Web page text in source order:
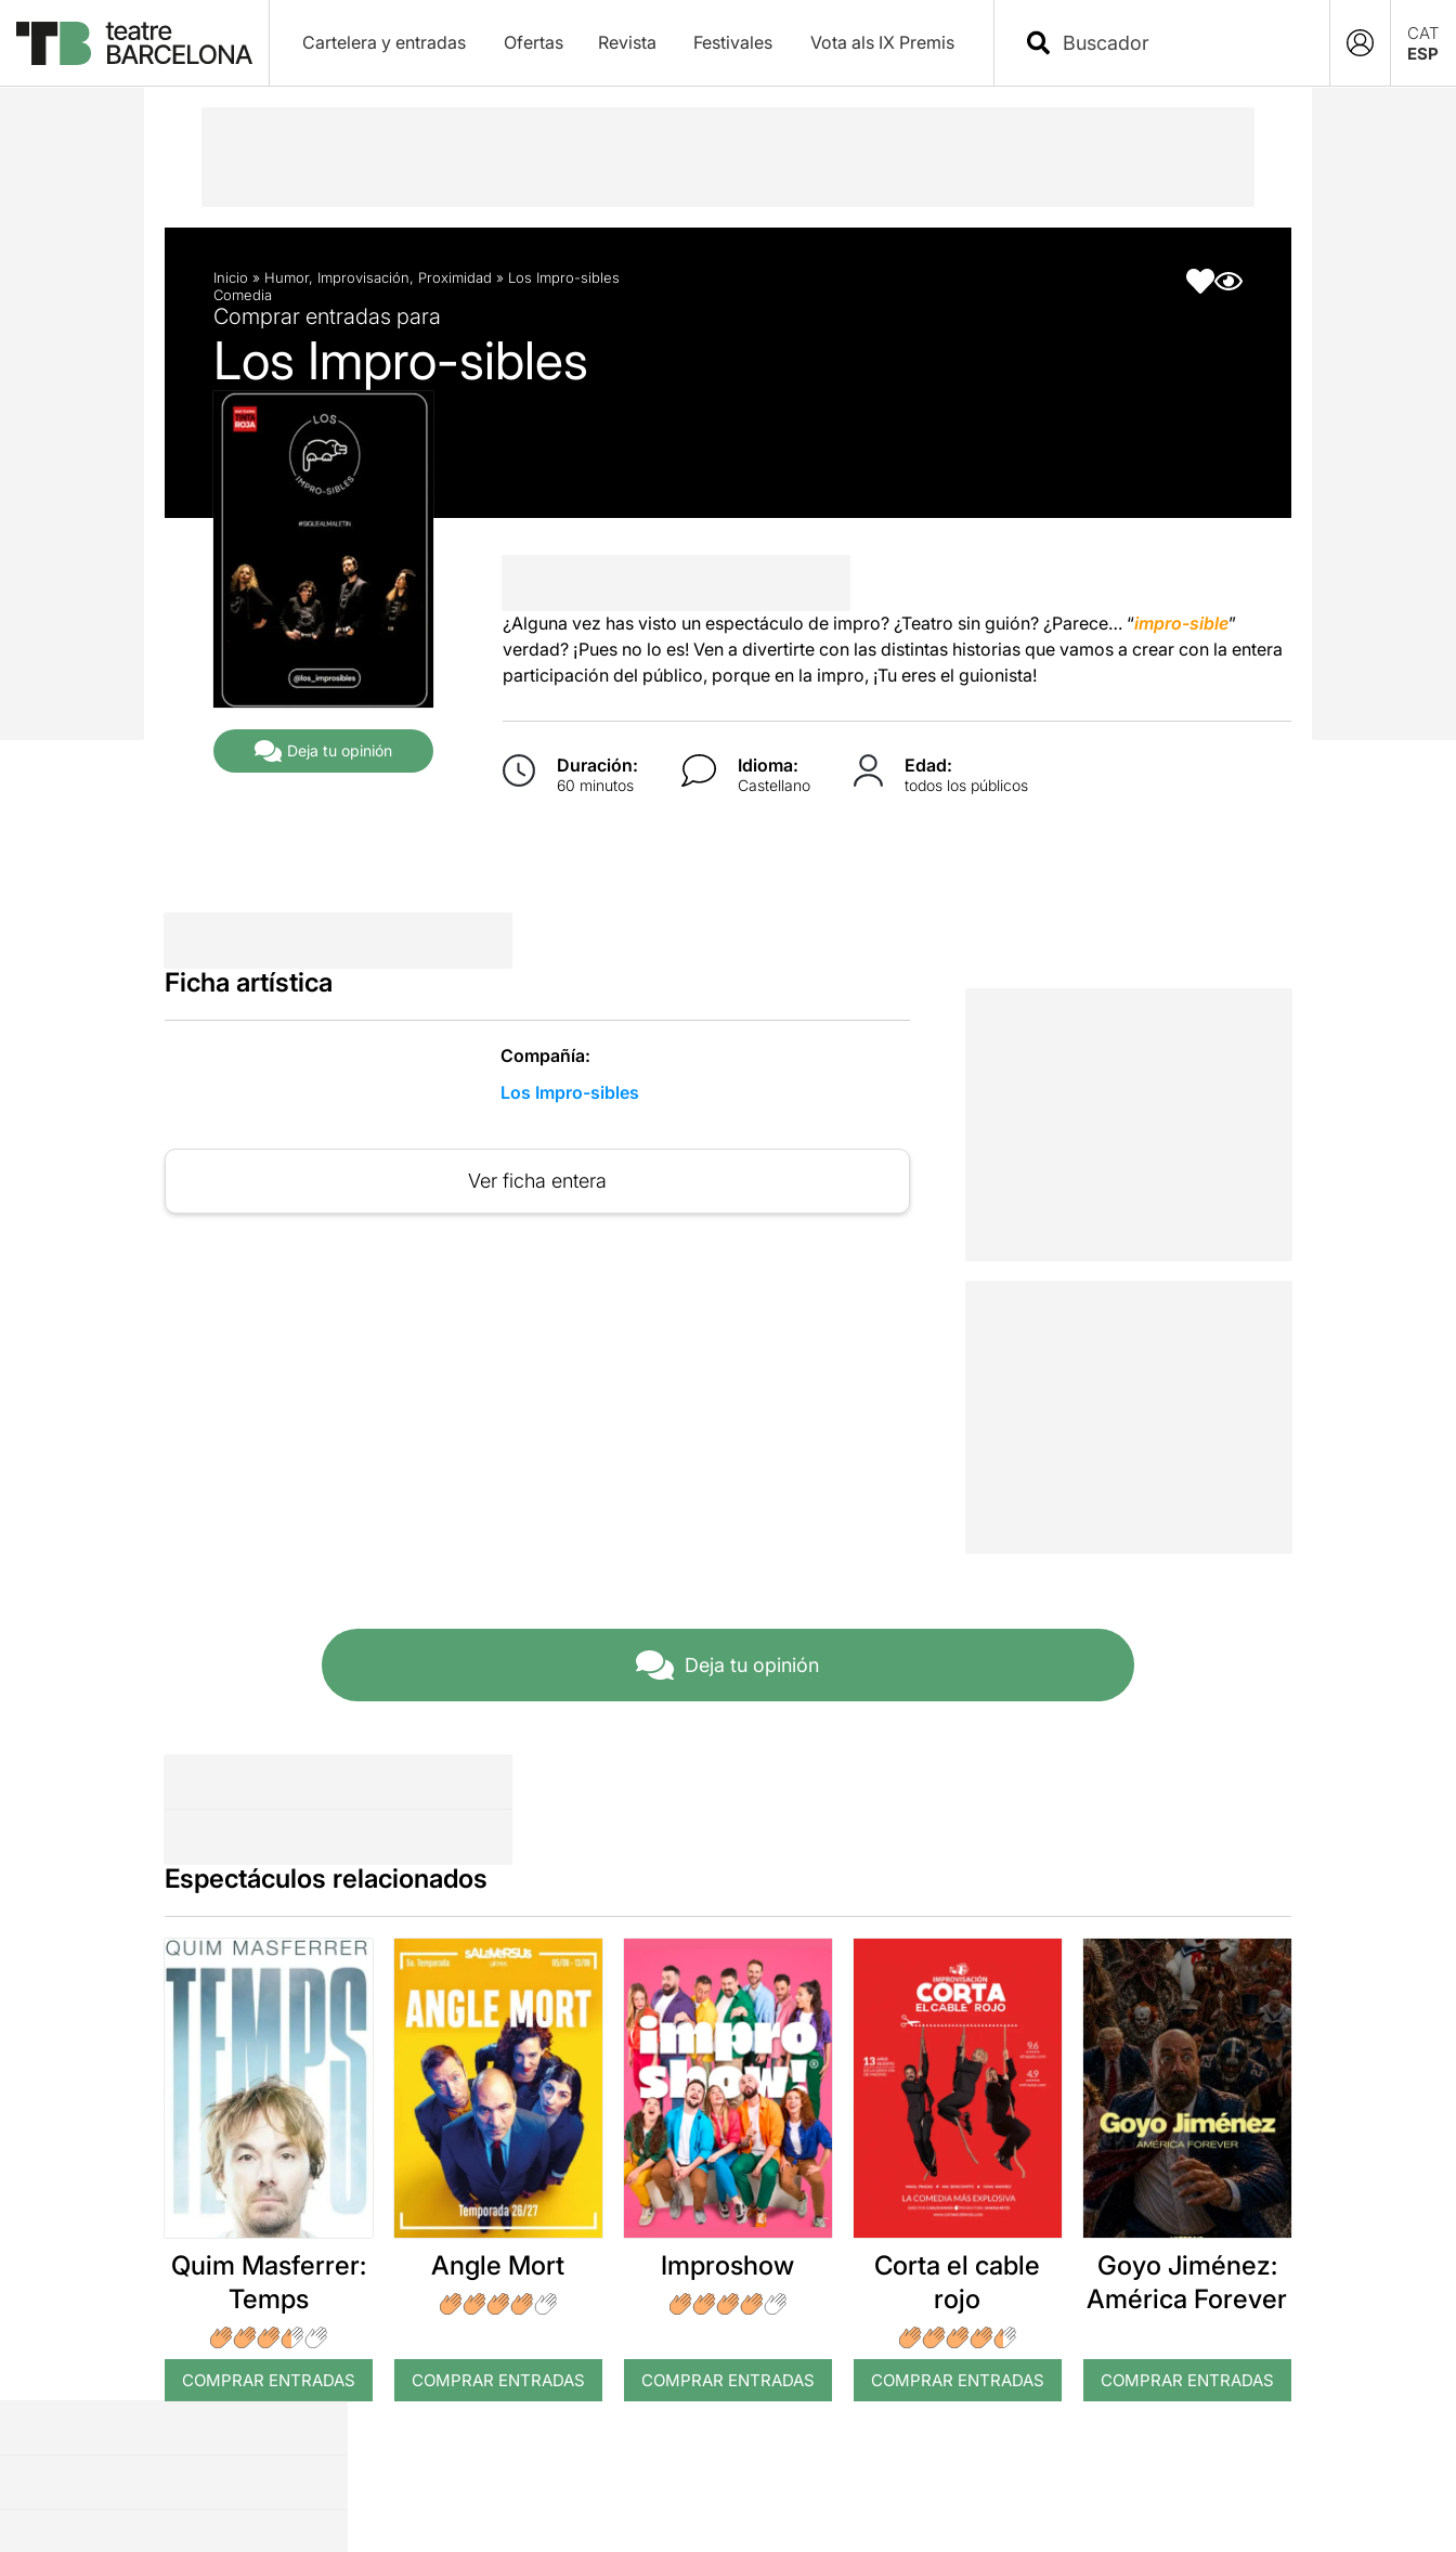
Cartelera y entradas Ofertas Revista Festivales Vota als IX Premis
CAT
ESP
Descripción Ficha artística
Inicio » Humor, Improvisación, Proximidad » Los Impro-sibles
Comedia
Comprar entradas para
Los Impro-sibles
Deja tu opinión
¿Alguna vez has visto un espectáculo de impro? ¿Teatro sin guión? ¿Parece… “impro-sible”
verdad? ¡Pues no lo es! Ven a divertirte con las distintas historias que vamos a crear con la entera
participación del público, porque en la impro, ¡Tu eres el guionista!
Duración:
60 minutos
Idioma:
Castellano
Edad:
todos los públicos
Ficha artística
Compañía:
Los Impro-sibles
Ver ficha entera
Deja tu opinión
Espectáculos relacionados
Quim Masferrer:
Temps
COMPRAR ENTRADAS
Angle Mort
COMPRAR ENTRADAS
Improshow
COMPRAR ENTRADAS
Corta el cable
rojo
COMPRAR ENTRADAS
Goyo Jiménez:
América Forever
COMPRAR ENTRADAS